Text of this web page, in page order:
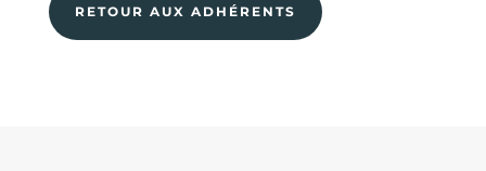
RETOUR AUX ADHÉRENTS